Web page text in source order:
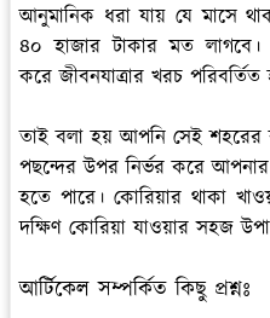
আনুমানিক ধরা যায় যে মাসে
৪০ হাজার টাকার মত
করে জীবনযাত্রার খরচ পরিবর্তিত
তাই বলা হয় আপনি সেই শহরের
পছন্দের উপর নির্ভর করে
হতে পারে। কোরিয়ার থাকা
দক্ষিণ কোরিয়া যাওয়ার সহজ
আর্টিকেল সম্পর্কিত কিছু প্রশ্নঃ